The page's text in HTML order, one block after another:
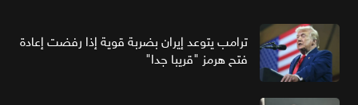
ترامب يتوعد إيران بضربة قوية إذا رفضت إعادة
فتح هرمز "قريبا جدا"